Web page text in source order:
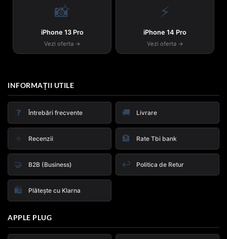
📸
iPhone 13 Pro
Vezi oferta →
⚡
iPhone 14 Pro
Vezi oferta →
INFORMAȚII UTILE
❓ Întrebări frecvente 🚚 Livrare
⭐ Recenzii 🏦 Rate Tbi bank
🤝 B2B (Business) ↩️ Politica de Retur
🛍️ Plătește cu Klarna
APPLE PLUG